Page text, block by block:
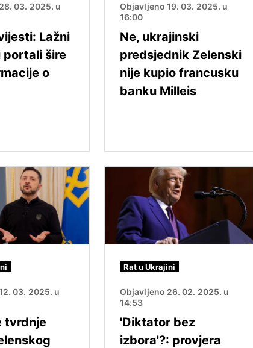
03. 2025. u
Lažni
portali šire
o
Objavljeno 19. 03. 2025. u
16:00
Ne, ukrajinski
predsjednik Zelenski
nije kupio francusku
banku Milleis
03. 2025. u
tvrdnje
Rat u Ukrajini
Objavljeno 26. 02. 2025. u
14:53
'Diktator bez
izbora'?: provjera